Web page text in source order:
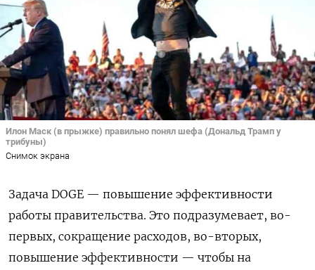
Илон Маск (в прыжке) правильно понял шефа (Дональд Трамп у
трибуны)
Снимок экрана
Задача DOGE — повышение эффективности
работы правительства. Это подразумевает, во-
первых, сокращение расходов, во-вторых,
повышение эффективности — чтобы на